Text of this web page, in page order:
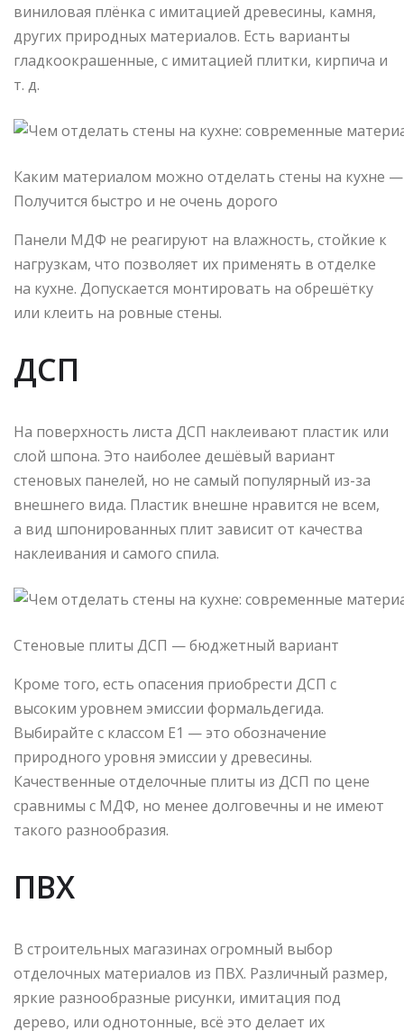
виниловая плёнка с имитацией древесины, камня,
других природных материалов. Есть варианты
гладкоокрашенные, с имитацией плитки, кирпича и
т. д.
Каким материалом можно отделать стены на кухне
Получится быстро и не очень дорого
Панели МДФ не реагируют на влажность, стойкие к
нагрузкам, что позволяет их применять в отделке
на кухне. Допускается монтировать на обрешётку
или клеить на ровные стены.
ДСП
На поверхность листа ДСП наклеивают пластик или
слой шпона. Это наиболее дешёвый вариант
стеновых панелей, но не самый популярный из-за
внешнего вида. Пластик внешне нравится не всем,
а вид шпонированных плит зависит от качества
наклеивания и самого спила.
Стеновые плиты ДСП — бюджетный вариант
Кроме того, есть опасения приобрести ДСП с
высоким уровнем эмиссии формальдегида.
Выбирайте с классом Е1 — это обозначение
природного уровня эмиссии у древесины.
Качественные отделочные плиты из ДСП по цене
сравнимы с МДФ, но менее долговечны и не имеют
такого разнообразия.
ПВХ
В строительных магазинах огромный выбор
отделочных материалов из ПВХ. Различный размер,
яркие разнообразные рисунки, имитация под
дерево, или однотонные, всё это делает их